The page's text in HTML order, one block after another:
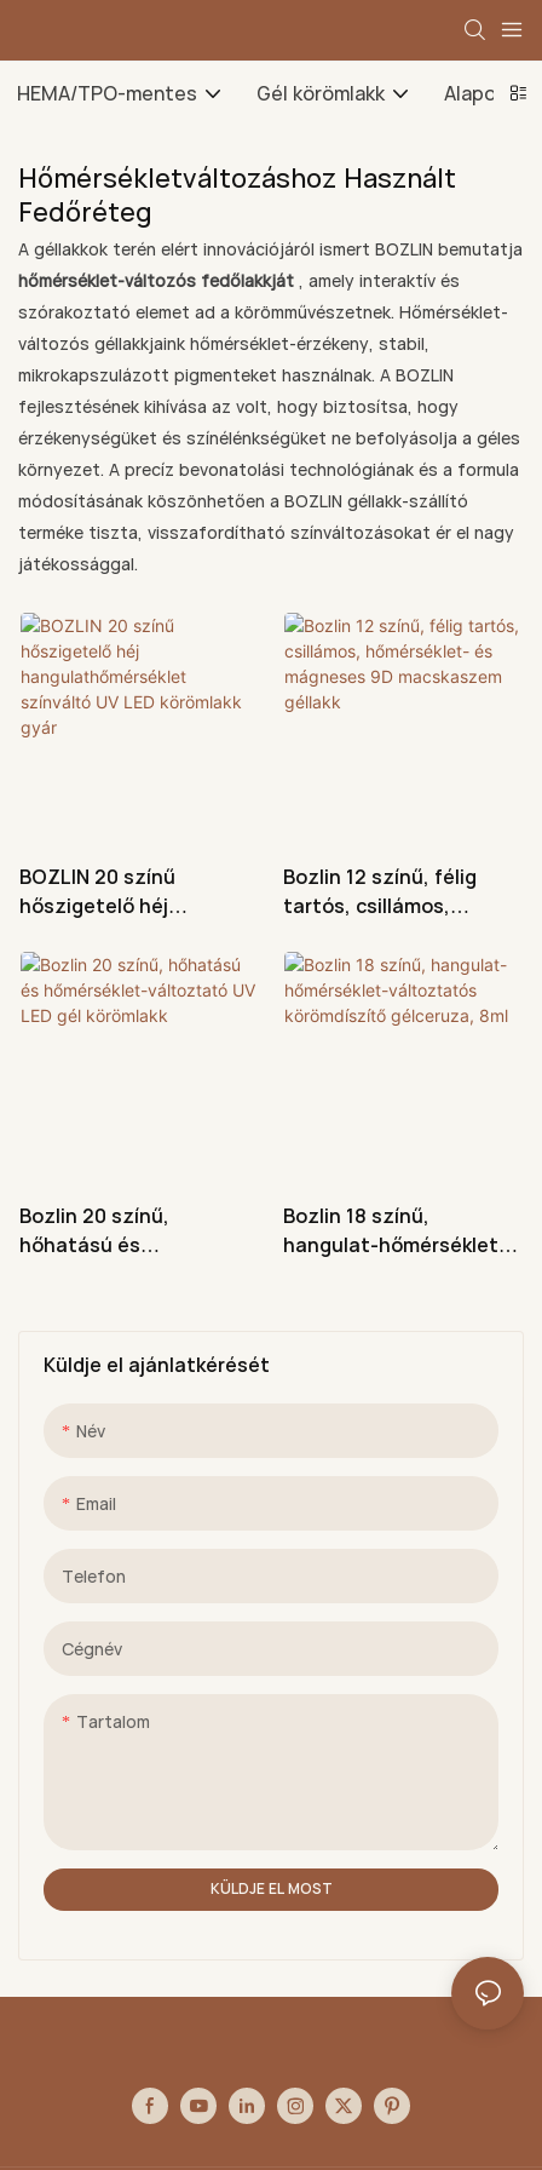
HEMA/TPO-mentes Gél körömlakk Alapozó
Hőmérsékletváltozáshoz Használt
Fedőréteg
A géllakkok terén elért innovációjáról ismert BOZLIN bemutatja
hőmérséklet-változós fedőlakkját , amely interaktív és
szórakoztató elemet ad a körömművészetnek. Hőmérséklet-
változós géllakkjaink hőmérséklet-érzékeny, stabil,
mikrokapszulázott pigmenteket használnak. A BOZLIN
fejlesztésének kihívása az volt, hogy biztosítsa, hogy
érzékenységüket és színélénkségüket ne befolyásolja a géles
környezet. A precíz bevonatolási technológiának és a formula
módosításának köszönhetően a BOZLIN géllakk-szállító
terméke tiszta, visszafordítható színváltozásokat ér el nagy
játékossággal.
Küldje el ajánlatkérését
Név
Email
Telefon
Cégnév
Tartalom
KÜLDJE EL MOST
BOZLIN 20 színű
hőszigetelő héj
színváltó UV LED
körömlakk gyár
Bozlin 12 színű, félig
tartós, csillámos,
mágneses 9D
macskaszem géllakk
Bozlin 20 színű,
hőhatású és
Bozlin 18 színű,
hangulat-hőmérséklet-